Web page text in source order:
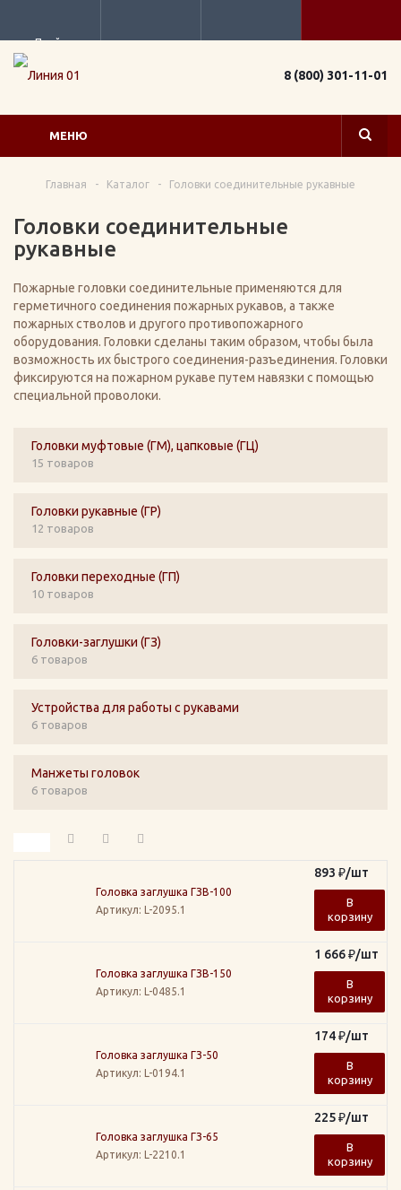
Прайс
8 (800) 301-11-01
МЕНЮ
Главная - Каталог - Головки соединительные рукавные
Головки соединительные
рукавные
Пожарные головки соединительные применяются для
герметичного соединения пожарных рукавов, а также
пожарных стволов и другого противопожарного
оборудования. Головки сделаны таким образом, чтобы была
возможность их быстрого соединения-разъединения. Головки
фиксируются на пожарном рукаве путем навязки с помощью
специальной проволоки.
Головки муфтовые (ГМ), цапковые (ГЦ)
15 товаров
Головки рукавные (ГР)
12 товаров
Головки переходные (ГП)
10 товаров
Головки-заглушки (ГЗ)
6 товаров
Устройства для работы с рукавами
6 товаров
Манжеты головок
6 товаров
Головка заглушка ГЗВ-100
Артикул: L-2095.1
893 ₽/шт
В
корзину
Головка заглушка ГЗВ-150
Артикул: L-0485.1
1 666₽/шт
В
корзину
Головка заглушка ГЗ-50
Артикул: L-0194.1
174₽/шт
В
корзину
Головка заглушка ГЗ-65
Артикул: L-2210.1
225₽/шт
В
корзину